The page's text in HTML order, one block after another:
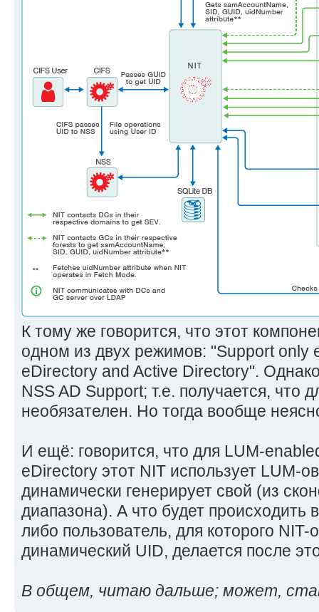
К тому же говорится, что этот
одном из двух режимов: "Support only
eDirectory and Active Directory".
NSS AD Support; т.е. получается, что
необязателен. Но тогда вообще
И ещё: говорится, что для LUM-
eDirectory этот NIT использует LUM-
динамически генерирует свой (из
диапазона). А что будет происходить
либо пользователь, для которого NIT-
динамический UID, делается после
В общем, читаю дальше; может,